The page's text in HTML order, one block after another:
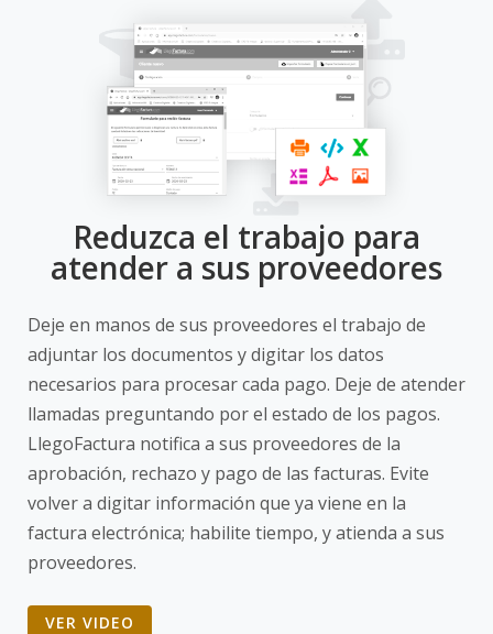
Reduzca el trabajo para
atender a sus proveedores
Deje en manos de sus proveedores el trabajo de
adjuntar los documentos y digitar los datos
necesarios para procesar cada pago. Deje de atender
llamadas preguntando por el estado de los pagos.
LlegoFactura notifica a sus proveedores de la
aprobación, rechazo y pago de las facturas. Evite
volver a digitar información que ya viene en la
factura electrónica; habilite tiempo, y atienda a sus
proveedores.
VER VIDEO